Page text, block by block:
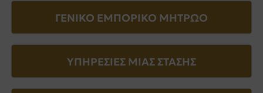
ΓΕΝΙΚΟ ΕΜΠΟΡΙΚΟ ΜΗΤΡΩΟ
ΥΠΗΡΕΣΙΕΣ ΜΙΑΣ ΣΤΑΣΗΣ